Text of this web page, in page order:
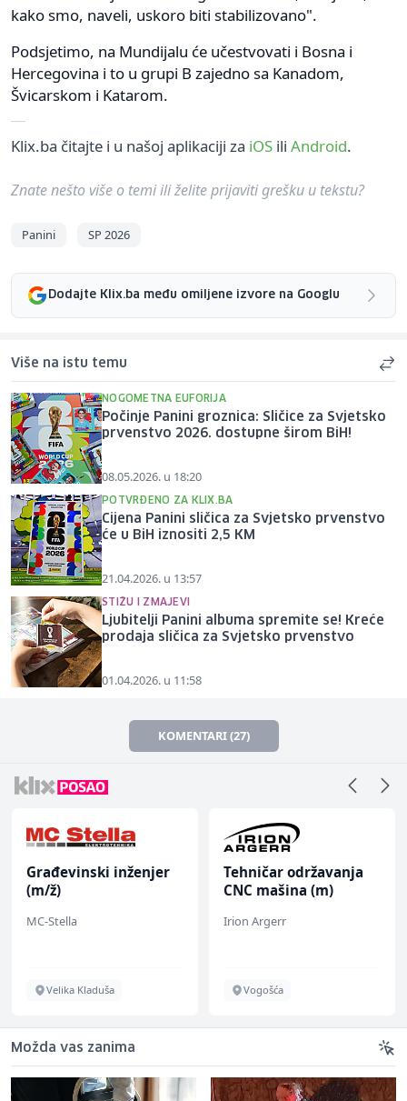
kako smo, naveli, uskoro biti stabilizovano".
Podsjetimo, na Mundijalu će učestvovati i Bosna i
Hercegovina i to u grupi B zajedno sa Kanadom,
Švicarskom i Katarom.
Klix.ba čitajte i u našoj aplikaciji za iOS ili Android.
Znate nešto više o temi ili želite prijaviti grešku u tekstu?
Panini SP 2026
Dodajte Klix.ba među omiljene izvore na Googlu
Više na istu temu
NOGOMETNA EUFORIJA
Počinje Panini groznica: Sličice za Svjetsko
prvenstvo 2026. dostupne širom BiH!
08.05.2026. u 18:20
POTVRĐENO ZA KLIX.BA
Cijena Panini sličica za Svjetsko prvenstvo
će u BiH iznositi 2,5 KM
21.04.2026. u 13:57
STIŽU I ZMAJEVI
Ljubitelji Panini albuma spremite se! Kreće
prodaja sličica za Svjetsko prvenstvo
01.04.2026. u 11:58
KOMENTARI (27)
Građevinski inženjer
(m/ž)
MC-Stella
Velika Kladuša
Tehničar održavanja
CNC mašina (m)
Irion Argerr
Vogošća
Možda vas zanima